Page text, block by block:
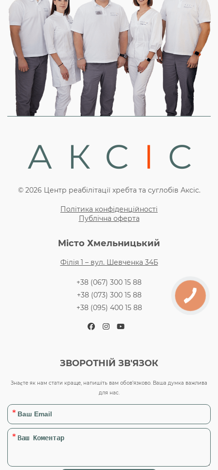
© 2026 Центр реабілітації хребта та суглобів Аксіс.
Політика конфіденційності
Публічна оферта
Місто Хмельницький
Філія 1 – вул. Шевченка 34Б
+38 (067) 300 15 88
+38 (073) 300 15 88
+38 (095) 400 15 88
Facebook
Instagram
YouTube
ЗВОРОТНІЙ ЗВ'ЯЗОК
Знаєте як нам стати краще, напишіть вам обов’язково. Ваша думка важлива
для нас.